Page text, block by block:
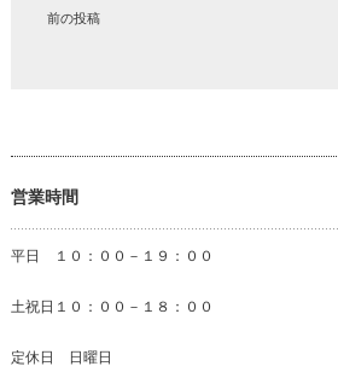
前の投稿
営業時間
平日 １０：００－１９：００
土祝日１０：００－１８：００
定休日 日曜日